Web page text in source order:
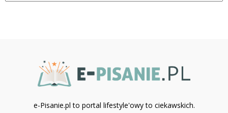
e-Pisanie.pl to portal lifestyle'owy to ciekawskich.